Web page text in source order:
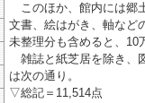
このほか、館内には郷
文書、絵はがき、軸など
未整理分も含めると、10
雑誌と紙芝居を除き、
は次の通り。
▽総記＝11,514点